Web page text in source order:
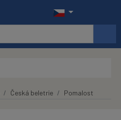
Česká beletrie Pomalost